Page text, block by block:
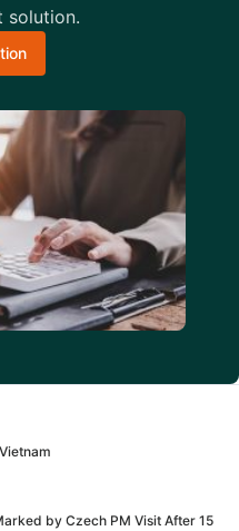
solution.
by Czech PM Visit After 15